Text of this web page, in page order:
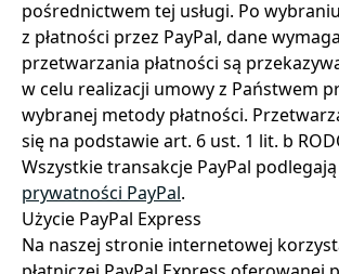
pośrednictwem tej usługi. Po
z płatności przez PayPal, dane
przetwarzania płatności są
w celu realizacji umowy z Państwem
wybranej metody płatności.
się na podstawie art. 6 ust. 1 lit. b
Wszystkie transakcje PayPal podlegają
prywatności PayPal.
Użycie PayPal Express
Na naszej stronie internetowej